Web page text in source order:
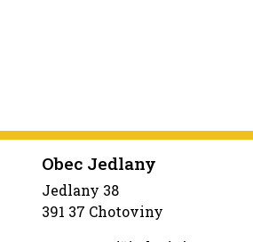
Obec Jedlany
Jedlany 38
391 37 Chotoviny